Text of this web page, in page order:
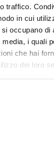
traffico.
in cui
occupano di
i quali
che hai
dei loro
con Valeria e
per